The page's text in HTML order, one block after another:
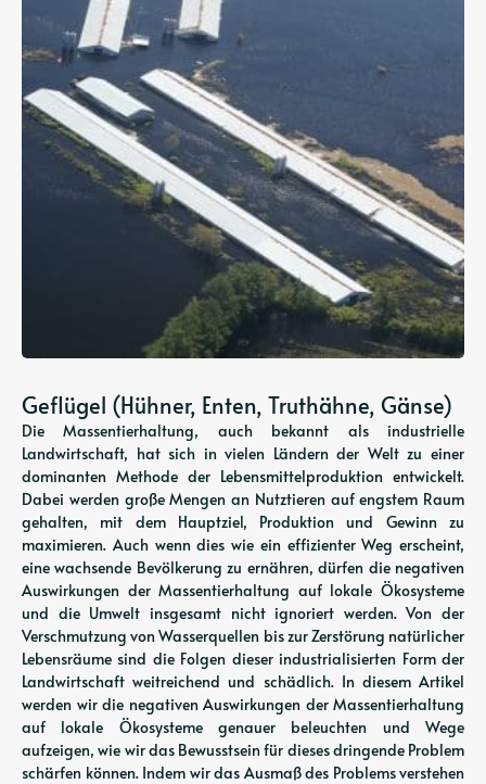
Geflügel (Hühner, Enten, Truthähne, Gänse)
Die Massentierhaltung, auch bekannt als industrielle
Landwirtschaft, hat sich in vielen Ländern der Welt zu einer
dominanten Methode der Lebensmittelproduktion entwickelt.
Dabei werden große Mengen an Nutztieren auf engstem Raum
gehalten, mit dem Hauptziel, Produktion und Gewinn zu
maximieren. Auch wenn dies wie ein effizienter Weg erscheint,
eine wachsende Bevölkerung zu ernähren, dürfen die negativen
Auswirkungen der Massentierhaltung auf lokale Ökosysteme
und die Umwelt insgesamt nicht ignoriert werden. Von der
Verschmutzung von Wasserquellen bis zur Zerstörung natürlicher
Lebensräume sind die Folgen dieser industrialisierten Form der
Landwirtschaft weitreichend und schädlich. In diesem Artikel
werden wir die negativen Auswirkungen der Massentierhaltung
auf lokale Ökosysteme genauer beleuchten und Wege
aufzeigen, wie wir das Bewusstsein für dieses dringende Problem
schärfen können. Indem wir das Ausmaß des Problems verstehen